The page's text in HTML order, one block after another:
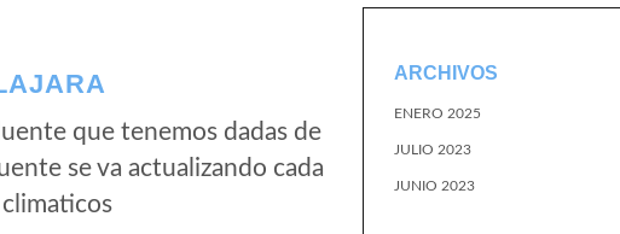
que tenemos dadas de
se va actualizando cada
ARCHIVOS
ENERO 2025
JULIO 2023
JUNIO 2023